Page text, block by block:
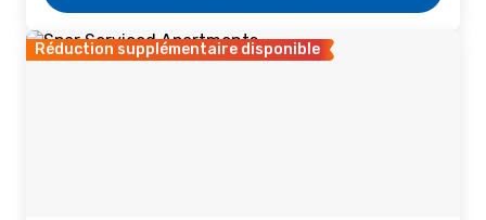
Réduction supplémentaire disponible